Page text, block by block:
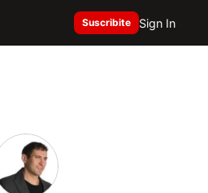
Suscribite Sign In